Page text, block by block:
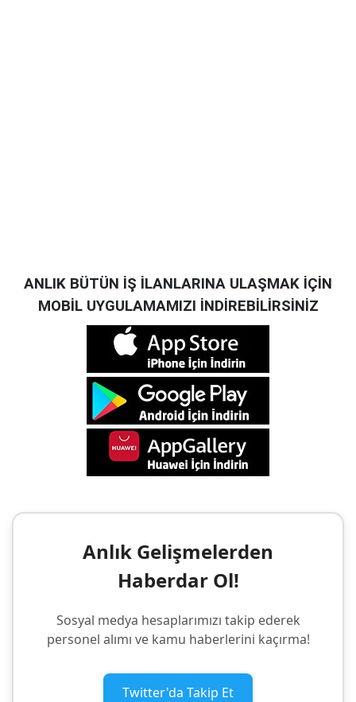
ANLIK BÜTÜN İŞ İLANLARINA ULAŞMAK İÇİN
MOBİL UYGULAMAMIZI İNDİREBİLİRSİNİZ
Anlık Gelişmelerden
Haberdar Ol!
Sosyal medya hesaplarımızı takip ederek
personel alımı ve kamu haberlerini kaçırma!
Twitter'da Takip Et